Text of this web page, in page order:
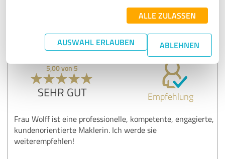
ALLE ZULASSEN
AUSWAHL ERLAUBEN ABLEHNEN
17.07.2025 Anonym
5,00 von 5
SEHR GUT Empfehlung
Frau Wolff ist eine professionelle, kompetente, engagierte,
kundenorientierte Maklerin. Ich werde sie
weiterempfehlen!